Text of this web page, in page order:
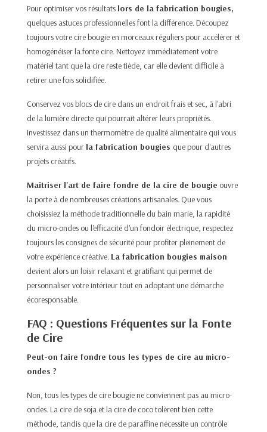
Pour optimiser vos résultats lors de la fabrication bougies,
quelques astuces professionnelles font la différence. Découpez
toujours votre cire bougie en morceaux réguliers pour accélérer et
homogénéiser la fonte cire. Nettoyez immédiatement votre
matériel tant que la cire reste tiède, car elle devient difficile à
retirer une fois solidifiée.​
Conservez vos blocs de cire dans un endroit frais et sec, à l'abri
de la lumière directe qui pourrait altérer leurs propriétés.
Investissez dans un thermomètre de qualité alimentaire qui vous
servira aussi pour la fabrication bougies que pour d'autres
projets créatifs.​
Maîtriser l'art de faire fondre de la cire de bougie ouvre
la porte à de nombreuses créations artisanales. Que vous
choisissiez la méthode traditionnelle du bain marie, la rapidité
du micro-ondes ou l'efficacité d'un fondoir électrique, respectez
toujours les consignes de sécurité pour profiter pleinement de
votre expérience créative. La fabrication bougies maison
devient alors un loisir relaxant et gratifiant qui permet de
personnaliser votre intérieur tout en adoptant une démarche
écoresponsable.
FAQ : Questions Fréquentes sur la Fonte
de Cire
Peut-on faire fondre tous les types de cire au micro-
ondes ?
Non, tous les types de cire bougie ne conviennent pas au micro-
ondes. La cire de soja et la cire de coco tolèrent bien cette
méthode, tandis que la cire de paraffine nécessite un contrôle